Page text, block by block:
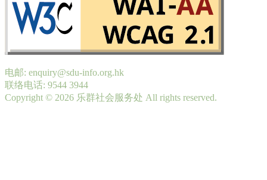
电邮: enquiry@sdu-info.org.hk
联络电话: 9544 3944
Copyright © 2026 乐群社会服务处 All rights reserved.